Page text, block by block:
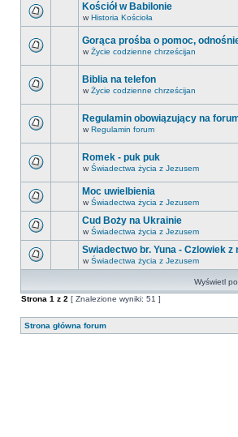
Kościół w Babilonie
w Historia Kościoła
Gorąca prośba o pomoc,
w Życie codzienne chrześcijan
Biblia na telefon
w Życie codzienne chrześcijan
Regulamin obowiązujący na
w Regulamin forum
Romek - puk puk
w Świadectwa życia z Jezusem
Moc uwielbienia
w Świadectwa życia z Jezusem
Cud Boży na Ukrainie
w Świadectwa życia z Jezusem
Swiadectwo br. Yuna - Czlowiek z
w Świadectwa życia z Jezusem
Wyświetl
Strona 1 z 2 [ Znalezione wyniki: 51 ]
Strona główna forum